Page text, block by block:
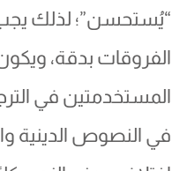
“يُستحسن”؛ لذلك يجب
الفروقات بدقة، ويكون
المستخدمتين في
في النصوص الدينية